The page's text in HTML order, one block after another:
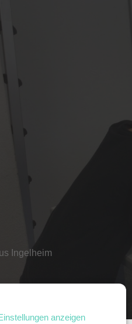
anzeigen
Ingelheim